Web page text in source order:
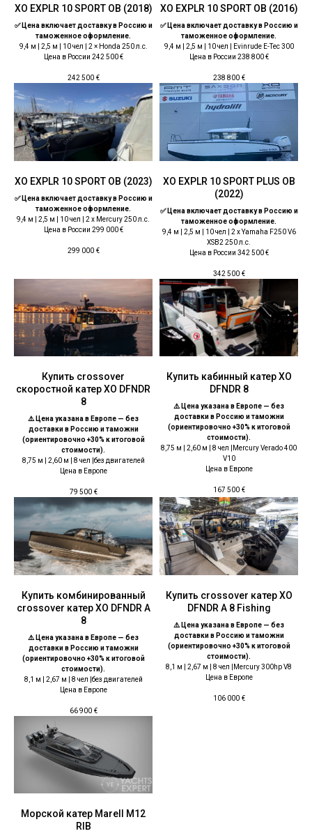
ХО EXPLR 10 SPORT OB (2018)
✅ Цена включает доставку в Россию и
таможенное оформление.
9,4 м | 2,5 м | 10 чел | 2 × Honda 250 л.с.
Цена в России 242 500 €
242 500 €
ХО EXPLR 10 SPORT OB (2016)
✅ Цена включает доставку в Россию и
таможенное оформление.
9,4 м | 2,5 м | 10 чел | Evinrude E-Tec 300
Цена в России 238 800 €
238 800 €
ХО EXPLR 10 SPORT OB (2023)
✅ Цена включает доставку в Россию и
таможенное оформление.
9,4 м | 2,5 м | 10 чел | 2 x Mercury 250 л.с.
Цена в России 299 000 €
299 000 €
ХО EXPLR 10 SPORT PLUS OB
(2022)
✅ Цена включает доставку в Россию и
таможенное оформление.
9,4 м | 2,5 м | 10 чел | 2 x Yamaha F250 V6
XSB2 250 л.с.
Цена в России 342 500 €
342 500 €
Купить crossover
скоростной катер ХО DFNDR
8
⚠️ Цена указана в Европе — без
доставки в Россию и таможни
(ориентировочно +30% к итоговой
стоимости).
8,75 м | 2,60 м | 8 чел |без двигателей
Цена в Европе
79 500 €
Купить кабинный катер ХО
DFNDR 8
⚠️ Цена указана в Европе — без
доставки в Россию и таможни
(ориентировочно +30% к итоговой
стоимости).
8,75 м | 2,60 м | 8 чел |Mercury Verado 400
V10
Цена в Европе
167 500 €
Купить комбинированный
crossover катер ХО DFNDR А
8
⚠️ Цена указана в Европе — без
доставки в Россию и таможни
(ориентировочно +30% к итоговой
стоимости).
8,1 м | 2,67 м | 8 чел |без двигателей
Цена в Европе
66 900 €
Купить crossover катер ХО
DFNDR А 8 Fishing
⚠️ Цена указана в Европе — без
доставки в Россию и таможни
(ориентировочно +30% к итоговой
стоимости).
8,1 м | 2,67 м | 8 чел |Mercury 300hp V8
Цена в Европе
106 000 €
Морской катер Marell M12
RIB